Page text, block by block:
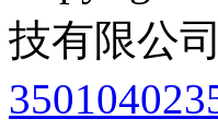
技有限公司